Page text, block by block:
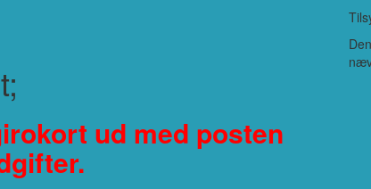
ud med posten